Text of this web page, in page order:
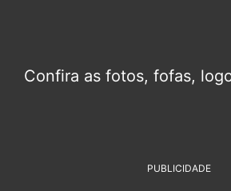
Confira as fotos, fofas,
PUBLICIDADE